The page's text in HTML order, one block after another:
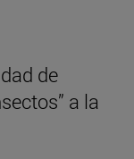
de
a la